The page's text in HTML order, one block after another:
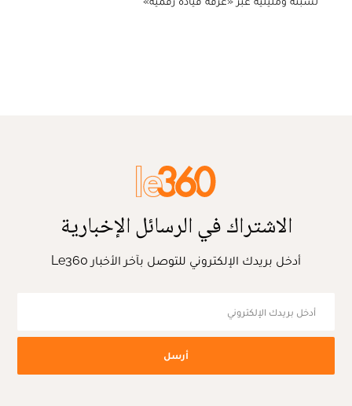
الاشتراك في الرسائل الإخبارية
أدخل بريدك الإلكتروني للتوصل بآخر الأخبار Le360
أرسل